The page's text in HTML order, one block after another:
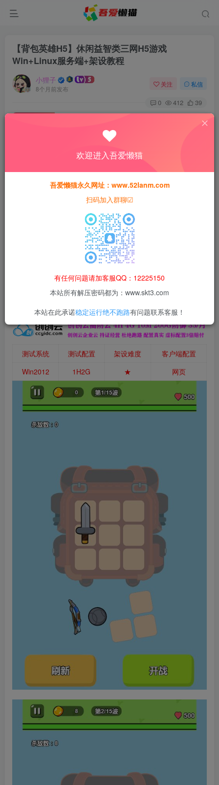
【背包英雄H5】休闲益智类三网H5游戏
Win+Linux服务端+架设教程
小狸子
8个月前发布
关注 私信
0 412 39
此内容为付费资源，请付费后查看
30
黄金会员免费 钻石会员免费
本站所有资源均为网络收集整理而来，仅供学习研究使用，请在下
载后24h内删除，谢谢合作！
本站资源仅用于学习交流，禁止商业运营与违法、侵权
果由使用者自行承担。
测试系统 测试配置 架设难度
客户端配置
Win2012
1H2G ★ 网页
欢迎进入吾爱懒猫
吾爱懒猫永久网址：www.52lanm.com
扫码加入群聊☑
有任何问题请加客服QQ：12225150
本站所有解压密码都为：www.skt3.com
本站在此承诺稳定运行绝不跑路有问题联系客服！